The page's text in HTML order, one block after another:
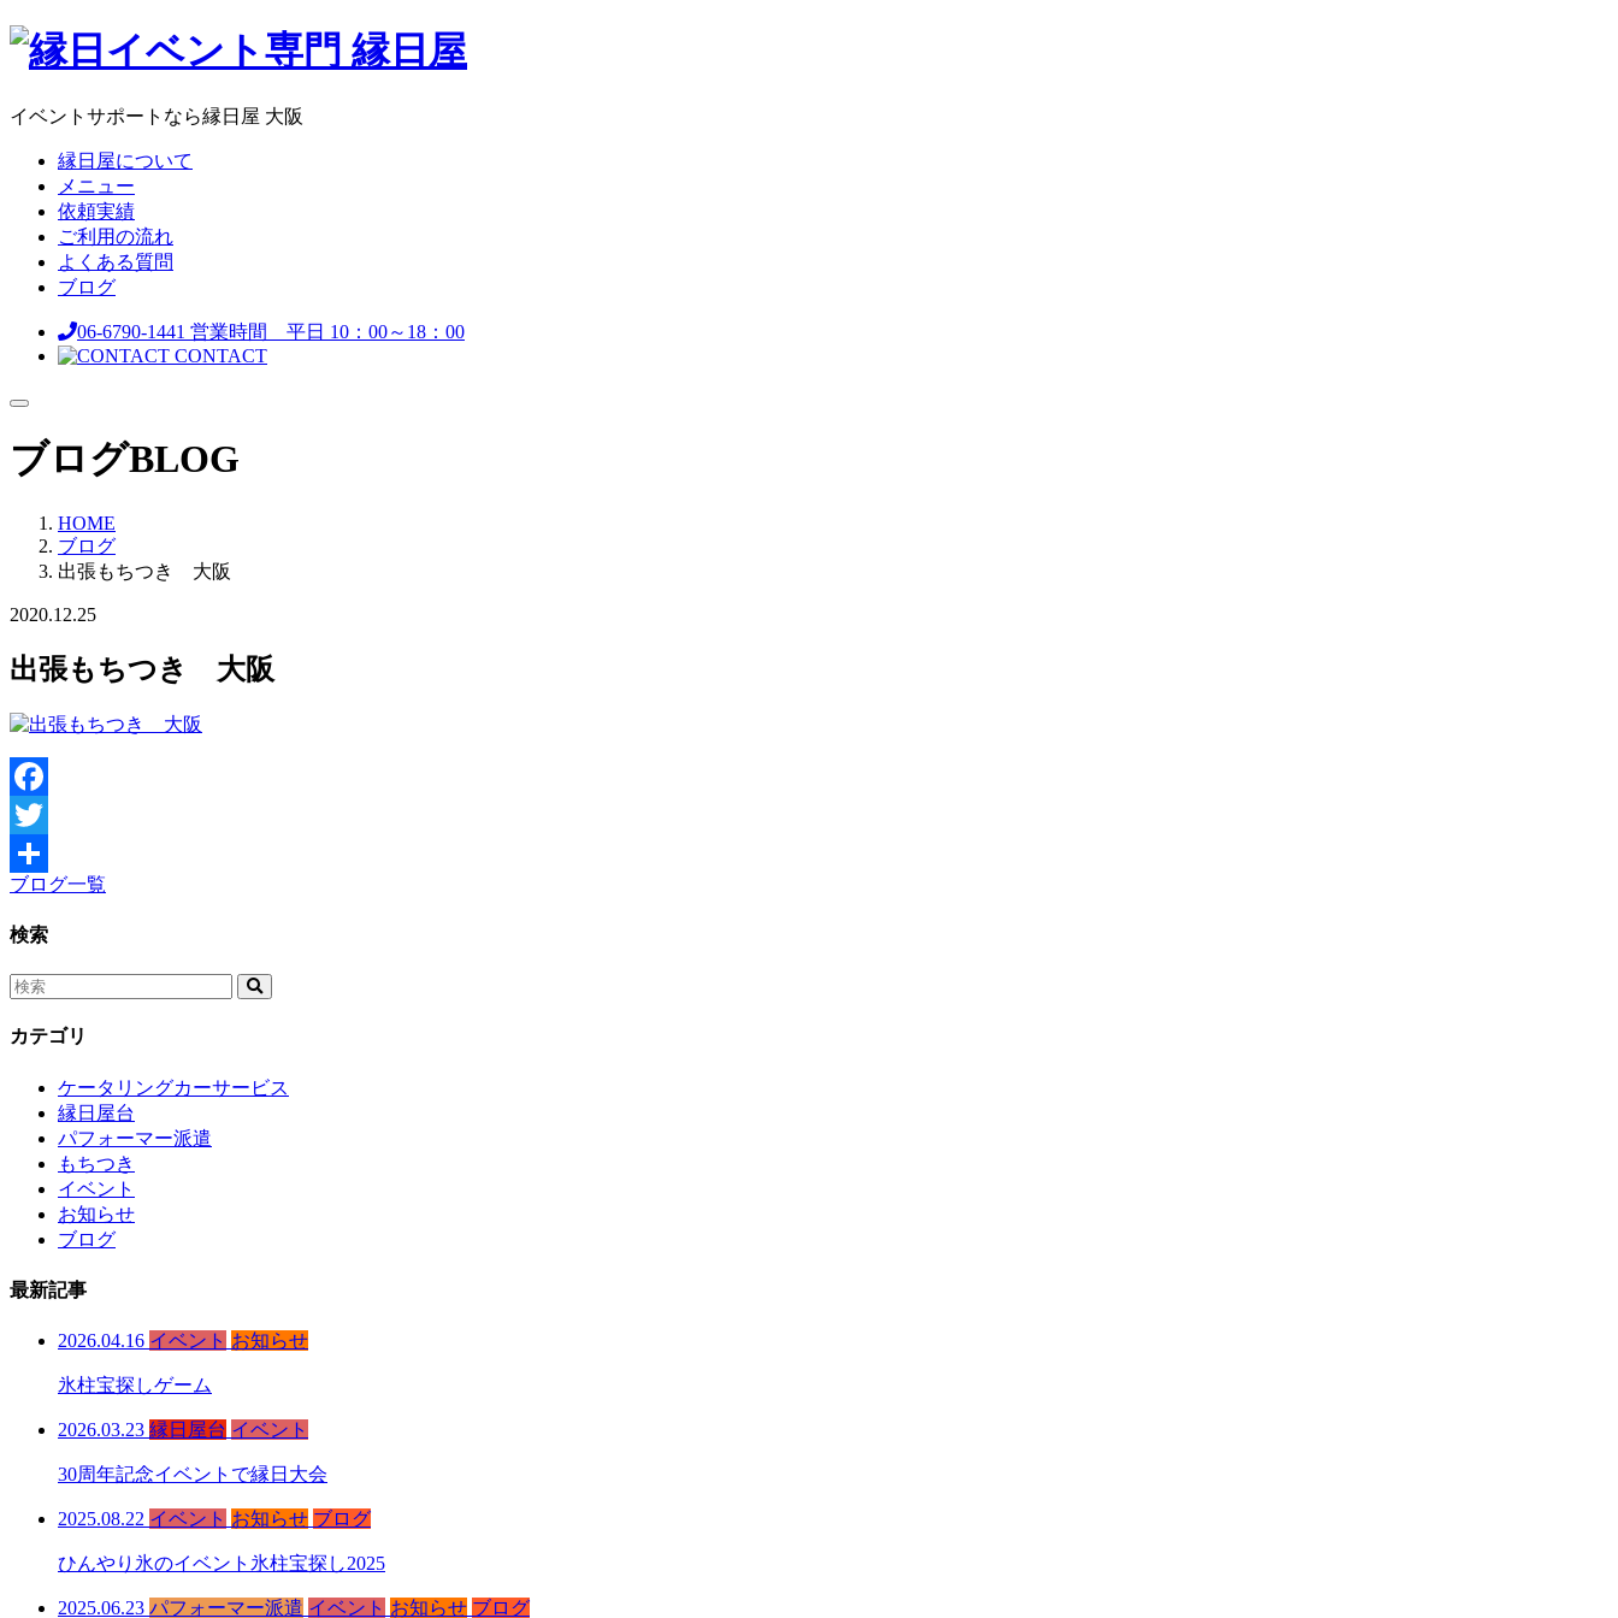
イベントサポートなら縁日屋 大阪
縁日屋について
メニュー
依頼実績
ご利用の流れ
よくある質問
ブログ
06-6790-1441 営業時間 平日 10：00～18：00
CONTACT
ブログBLOG
HOME
ブログ
出張もちつき 大阪
2020.12.25
出張もちつき 大阪
Facebook
Twitter
共
有
ブログ一覧
検索
カテゴリ
ケータリングカーサービス
縁日屋台
パフォーマー派遣
もちつき
イベント
お知らせ
ブログ
最新記事
2026.04.16 イベント お知らせ
氷柱宝探しゲーム
2026.03.23 縁日屋台 イベント
30周年記念イベントで縁日大会
2025.08.22 イベント お知らせ ブログ
ひんやり氷のイベント氷柱宝探し2025
2025.06.23 パフォーマー派遣 イベント お知らせ ブログ